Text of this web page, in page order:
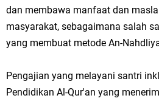
dan membawa manfaat dan
masyarakat, sebagaimana salah
yang membuat metode An-
Pengajian yang melayani santri
Pendidikan Al-Qur'an yang